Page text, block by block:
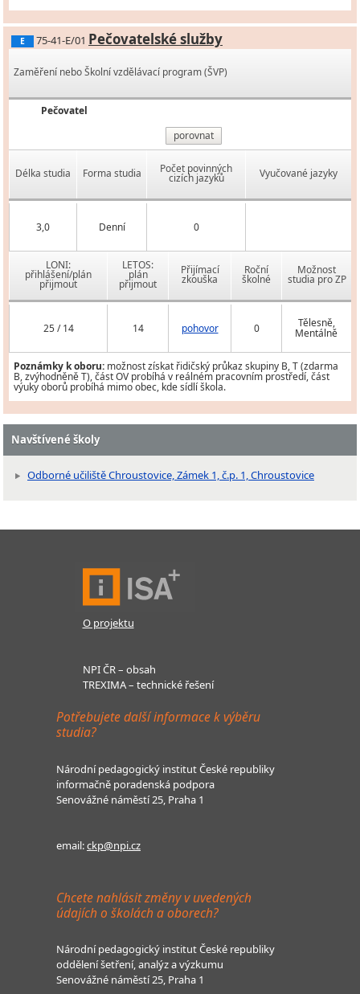
E 75-41-E/01 Pečovatelské služby
Zaměření nebo Školní vzdělávací program (ŠVP)
Pečovatel
porovnat
Délka studia Forma studia Počet povinných
cizích jazyků Vyučované jazyky
3,0 Denní 0
LONI:
přihlášení/plán
přijmout
LETOS:
plán
přijmout
Přijímací
zkouška
Roční
školné
Možnost
studia pro ZP
25 / 14 14 pohovor 0 Tělesně,
Mentálně
Poznámky k oboru: možnost získat řidičský průkaz skupiny B, T (zdarma
B, zvýhodněně T), část OV probíhá v reálném pracovním prostředí, část
výuky oborů probíhá mimo obec, kde sídlí škola.
Navštívené školy
Odborné učiliště Chroustovice, Zámek 1, č.p. 1, Chroustovice
O projektu
NPI ČR – obsah
TREXIMA – technické řešení
Potřebujete další informace k výběru
studia?
Národní pedagogický institut České republiky
informačně poradenská podpora
Senovážné náměstí 25, Praha 1
email:ckp@npi.cz
Chcete nahlásit změny v uvedených
údajích o školách a oborech?
Národní pedagogický institut České republiky
oddělení šetření, analýz a výzkumu
Senovážné náměstí 25, Praha 1